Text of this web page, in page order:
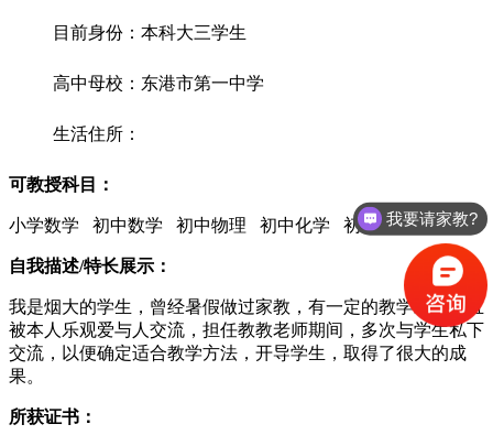
目前身份：本科大三学生
高中母校：东港市第一中学
生活住所：
可教授科目：
小学数学 初中数学 初中物理 初中化学 初中生物
自我描述/特长展示：
我是烟大的学生，曾经暑假做过家教，有一定的教学经验，且
被本人乐观爱与人交流，担任教教老师期间，多次与学生私下
交流，以便确定适合教学方法，开导学生，取得了很大的成
果。
所获证书：
我要请家教?